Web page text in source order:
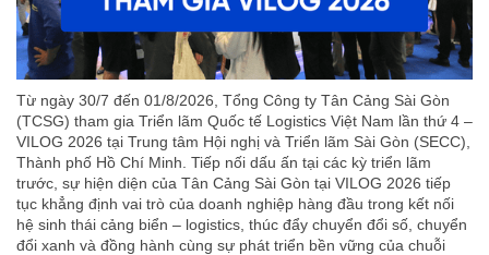
Từ ngày 30/7 đến 01/8/2026, Tổng Công ty Tân Cảng Sài Gòn
(TCSG) tham gia Triển lãm Quốc tế Logistics Việt Nam lần thứ 4 –
VILOG 2026 tại Trung tâm Hội nghị và Triển lãm Sài Gòn (SECC),
Thành phố Hồ Chí Minh. Tiếp nối dấu ấn tại các kỳ triển lãm
trước, sự hiện diện của Tân Cảng Sài Gòn tại VILOG 2026 tiếp
tục khẳng định vai trò của doanh nghiệp hàng đầu trong kết nối
hệ sinh thái cảng biển – logistics, thúc đẩy chuyển đổi số, chuyển
đổi xanh và đồng hành cùng sự phát triển bền vững của chuỗi